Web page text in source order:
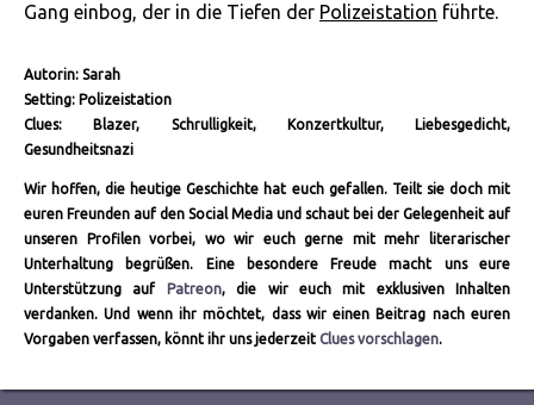
Gang einbog, der in die Tiefen der Polizeistation führte.
Autorin: Sarah
Setting: Polizeistation
Clues: Blazer, Schrulligkeit, Konzertkultur, Liebesgedicht,
Gesundheitsnazi
Wir hoffen, die heutige Geschichte hat euch gefallen. Teilt sie doch mit
euren Freunden auf den Social Media und schaut bei der Gelegenheit auf
unseren Profilen vorbei, wo wir euch gerne mit mehr literarischer
Unterhaltung begrüßen. Eine besondere Freude macht uns eure
Unterstützung auf
Patreon, die wir euch mit exklusiven Inhalten
verdanken. Und wenn ihr möchtet, dass wir einen Beitrag nach euren
Vorgaben verfassen, könnt ihr uns jederzeit Clues vorschlagen.